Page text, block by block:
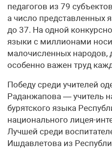
педагогов из 79
а число представленных
до 37. На одной
языки с миллионами
малочисленных народов,
особенно важен труд
Победу среди учителей
Раданжапова — учитель
бурятского языка
национального лицея-
Лучшей среди
Ишдавлетова из